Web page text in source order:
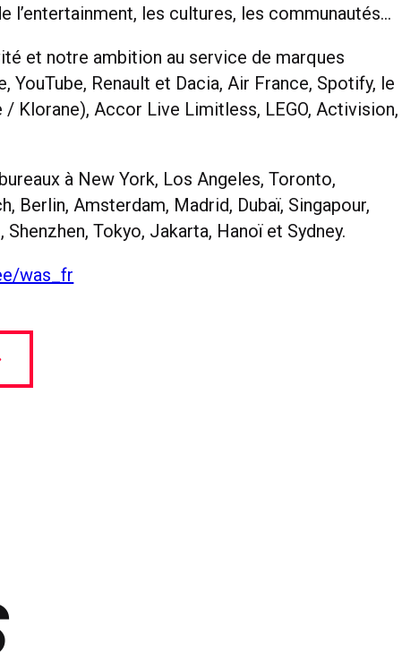
l’entertainment, les cultures, les communautés…
et notre ambition au service de marques
YouTube, Renault et Dacia, Air France, Spotify, le
/ Klorane), Accor Live Limitless, LEGO, Activision,
à New York, Los Angeles, Toronto,
Berlin, Amsterdam, Madrid, Dubaï, Singapour,
Shenzhen, Tokyo, Jakarta, Hanoï et Sydney.
was_fr